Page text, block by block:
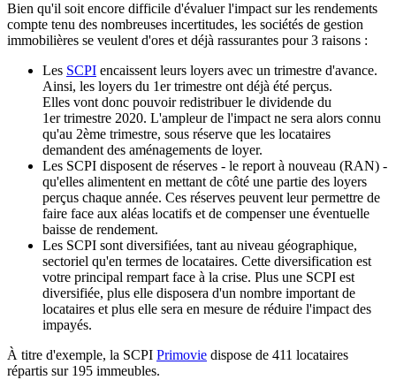
Bien qu'il soit encore difficile d'évaluer l'impact sur les rendements
compte tenu des nombreuses incertitudes, les sociétés de gestion
immobilières se veulent d'ores et déjà rassurantes pour 3 raisons :
Les SCPI encaissent leurs loyers avec un trimestre d'avance.
Ainsi, les loyers du 1er trimestre ont déjà été perçus.
Elles vont donc pouvoir redistribuer le dividende du
1er trimestre 2020. L'ampleur de l'impact ne sera alors connu
qu'au 2ème trimestre, sous réserve que les locataires
demandent des aménagements de loyer.
Les SCPI disposent de réserves - le report à nouveau (RAN) -
qu'elles alimentent en mettant de côté une partie des loyers
perçus chaque année. Ces réserves peuvent leur permettre de
faire face aux aléas locatifs et de compenser une éventuelle
baisse de rendement.
Les SCPI sont diversifiées, tant au niveau géographique,
sectoriel qu'en termes de locataires. Cette diversification est
votre principal rempart face à la crise. Plus une SCPI est
diversifiée, plus elle disposera d'un nombre important de
locataires et plus elle sera en mesure de réduire l'impact des
impayés.
À titre d'exemple, la SCPI Primovie dispose de 411 locataires
répartis sur 195 immeubles.